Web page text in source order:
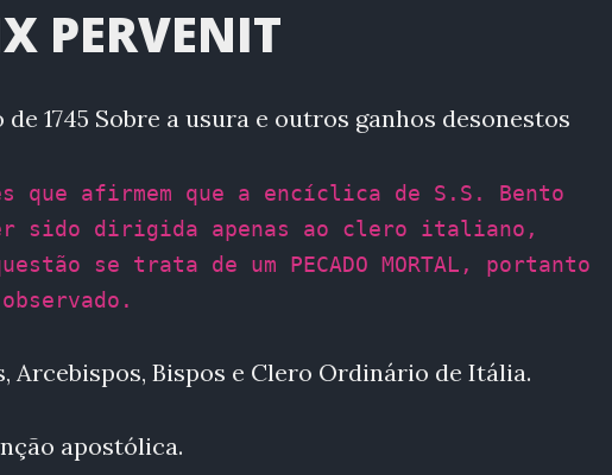
PERVENIT
de 1745 Sobre a usura e outros ganhos desonestos
que afirmem que a encíclica de S.S. Bento
sido dirigida apenas ao clero italiano,
se trata de um PECADO MORTAL, portanto
Arcebispos, Bispos e Clero Ordinário de Itália.
apostólica.